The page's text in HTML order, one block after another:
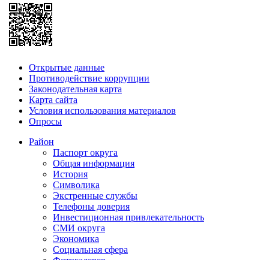
Открытые данные
Противодействие коррупции
Законодательная карта
Карта сайта
Условия использования материалов
Опросы
Район
Паспорт округа
Общая информация
История
Символика
Экстренные службы
Телефоны доверия
Инвестиционная привлекательность
СМИ округа
Экономика
Социальная сфера